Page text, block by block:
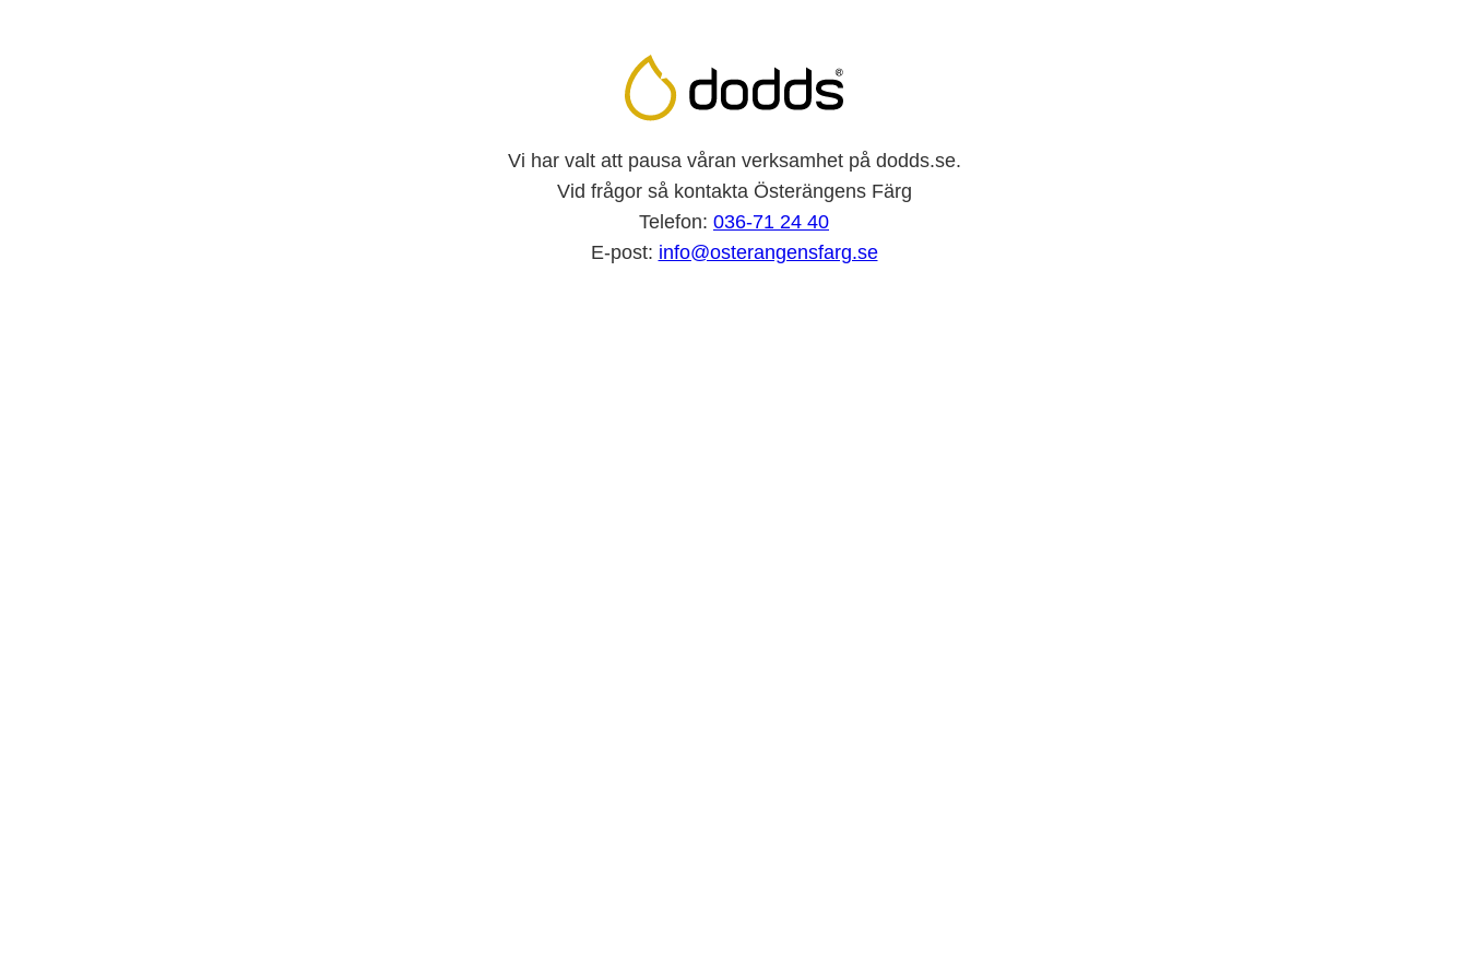
Vi har valt att pausa våran verksamhet på dodds.se.
Vid frågor så kontakta Österängens Färg
Telefon: 036-71 24 40
E-post: info@osterangensfarg.se